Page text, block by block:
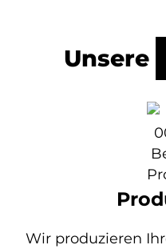
Unsere
Wir produzieren